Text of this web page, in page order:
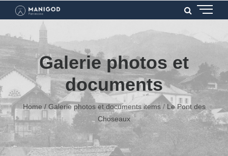
Galerie photos et
documents
Home / Galerie photos et documents items/ Le Pont des
Choseaux